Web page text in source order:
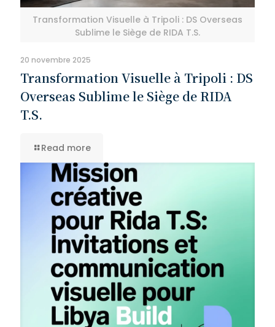
Transformation Visuelle à Tripoli : DS Overseas
Sublime le Siège de RIDA T.S.
20 novembre 2025
Transformation Visuelle à Tripoli : DS
Overseas Sublime le Siège de RIDA
T.S.
Read more